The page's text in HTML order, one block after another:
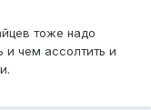
тоже надо
и чем ассолтить и